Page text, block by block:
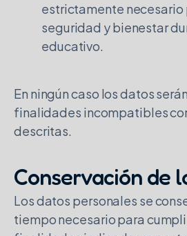
estrictamente necesario
seguridad y bienestar
educativo.
En ningún caso los datos
finalidades incompatibles
descritas.
Conservación de
Los datos personales se
tiempo necesario para